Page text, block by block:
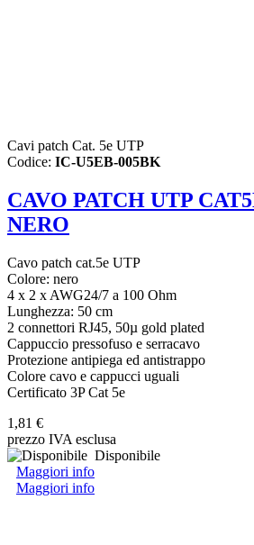
Cavi patch Cat. 5e UTP
Codice: IC-U5EB-005BK
CAVO PATCH UTP
NERO
Cavo patch cat.5e UTP
Colore: nero
4 x 2 x AWG24/7 a 100 Ohm
Lunghezza: 50 cm
2 connettori RJ45, 50µ gold plated
Cappuccio pressofuso e serracavo
Protezione antipiega ed antistrappo
Colore cavo e cappucci uguali
Certificato 3P Cat 5e
1,81 €
prezzo IVA esclusa
Disponibile
Maggiori info
Maggiori info